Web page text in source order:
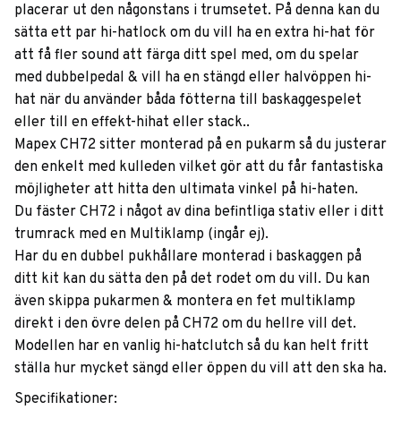
placerar ut den någonstans i trumsetet. På denna kan du
sätta ett par hi-hatlock om du vill ha en extra hi-hat för
att få fler sound att färga ditt spel med, om du spelar
med dubbelpedal & vill ha en stängd eller halvöppen hi-
hat när du använder båda fötterna till baskaggespelet
eller till en effekt-hihat eller stack..
Mapex CH72 sitter monterad på en pukarm så du justerar
den enkelt med kulleden vilket gör att du får fantastiska
möjligheter att hitta den ultimata vinkel på hi-haten.
Du fäster CH72 i något av dina befintliga stativ eller i ditt
trumrack med en Multiklamp (ingår ej).
Har du en dubbel pukhållare monterad i baskaggen på
ditt kit kan du sätta den på det rodet om du vill. Du kan
även skippa pukarmen & montera en fet multiklamp
direkt i den övre delen på CH72 om du hellre vill det.
Modellen har en vanlig hi-hatclutch så du kan helt fritt
ställa hur mycket sängd eller öppen du vill att den ska ha.
Specifikationer: